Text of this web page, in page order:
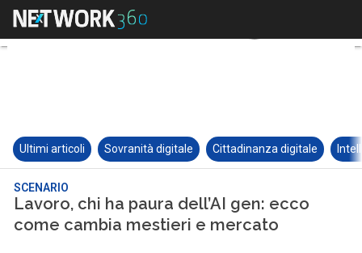
Ultimi articoli Sovranità digitale Cittadinanza digitale
SCENARIO
Lavoro, chi ha paura dell’AI gen: ecco
come cambia mestieri e mercato